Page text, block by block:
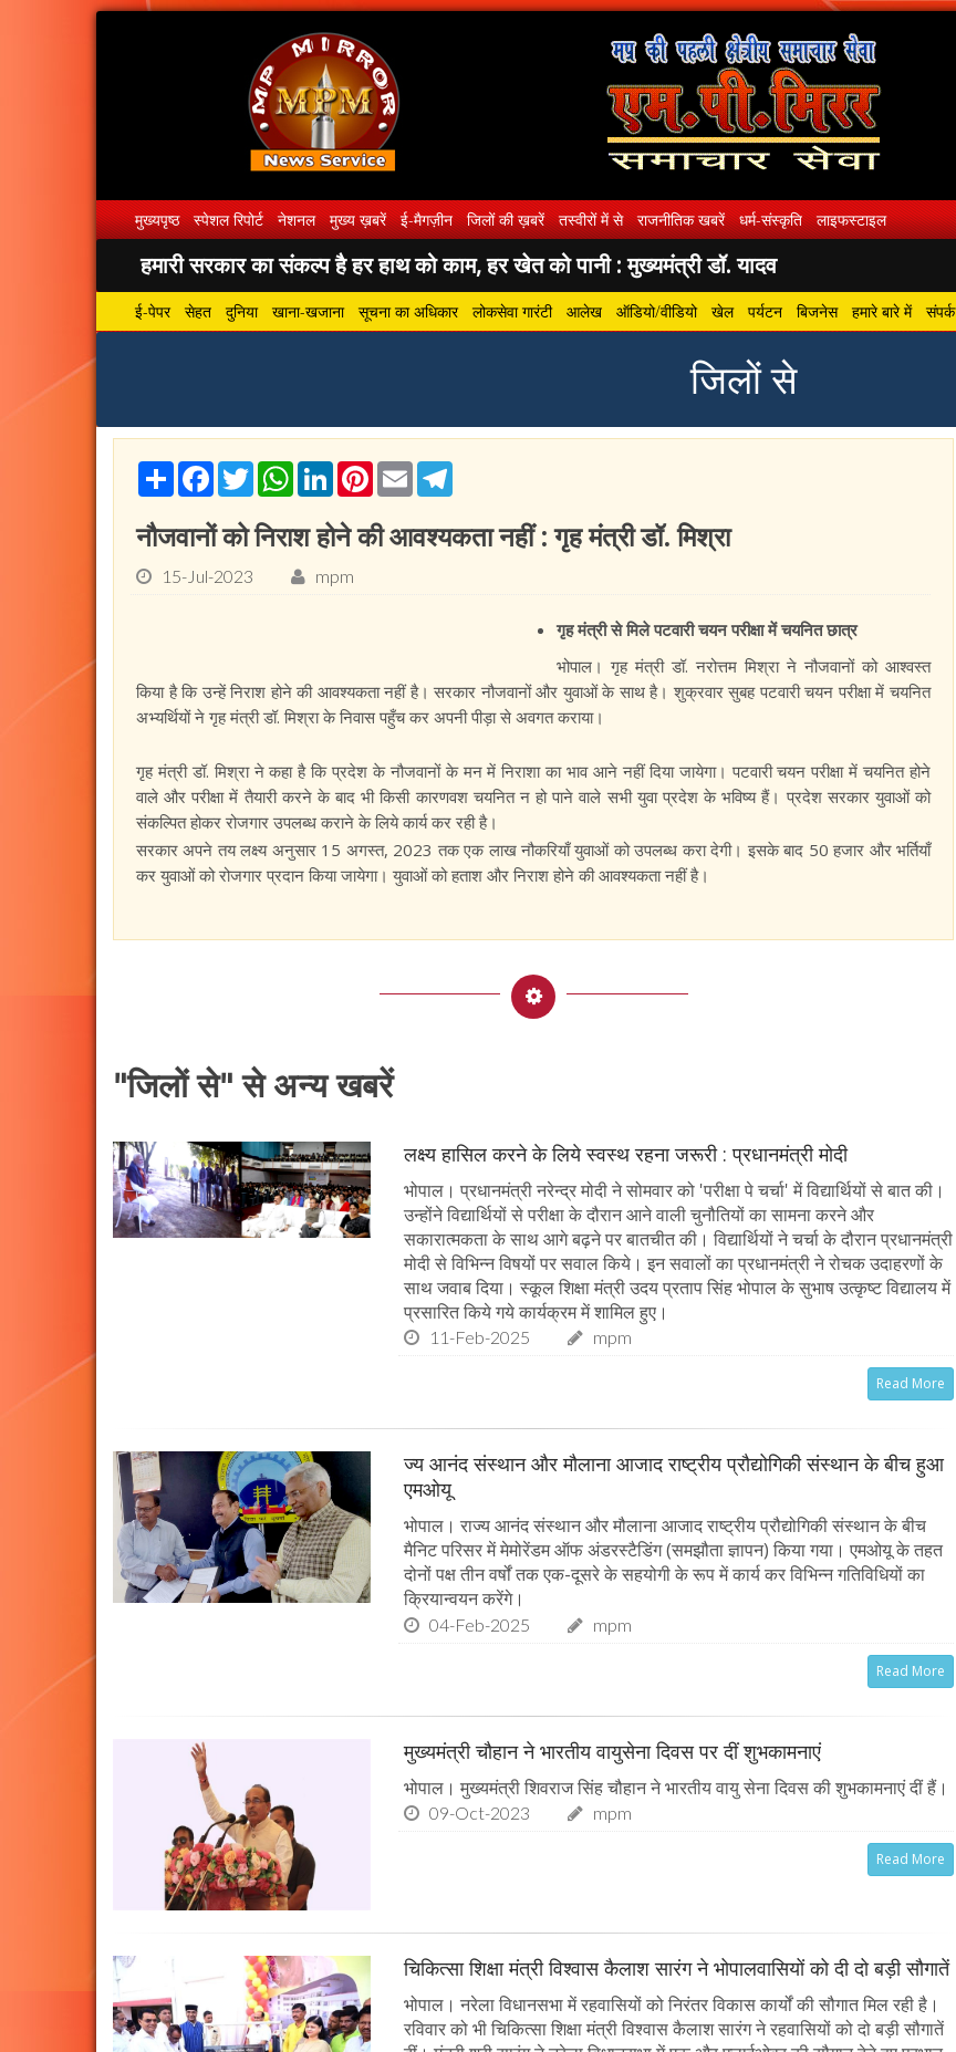
मुख्यपृष्ठ स्पेशल रिपोर्ट नेशनल मुख्य ख़बरें ई-मैगज़ीन जिलों की ख़बरें तस्वीरों में से राजनीतिक खबरें धर्म-संस्कृति लाइफस्टाइल
हमारी सरकार का संकल्प है हर हाथ को काम, हर खेत को पानी : मुख्यमंत्री डॉ. यादव
ई-पेपर सेहत दुनिया खाना-खजाना सूचना का अधिकार लोकसेवा गारंटी आलेख ऑडियो/वीडियो खेल पर्यटन बिजनेस हमारे बारे में संपर्क
जिलों से
ShareFacebook
TwitterWhatsApp
LinkedInPinterest
Email
नौजवानों को निराश होने की आवश्यकता नहीं : गृह मंत्री डॉ. मिश्रा
15-Jul-2023 mpm
गृह मंत्री से मिले पटवारी चयन परीक्षा में चयनित छात्र
भोपाल। गृह मंत्री डॉ. नरोत्तम मिश्रा ने नौजवानों को आश्वस्त
किया है कि उन्हें निराश होने की आवश्यकता नहीं है। सरकार नौजवानों और युवाओं के साथ है। शुक्रवार सुबह पटवारी चयन परीक्षा में चयनित
अभ्यर्थियों ने गृह मंत्री डॉ. मिश्रा के निवास पहुँच कर अपनी पीड़ा से अवगत कराया।
गृह मंत्री डॉ. मिश्रा ने कहा है कि प्रदेश के नौजवानों के मन में निराशा का भाव आने नहीं दिया जायेगा। पटवारी चयन परीक्षा में चयनित होने
वाले और परीक्षा में तैयारी करने के बाद भी किसी कारणवश चयनित न हो पाने वाले सभी युवा प्रदेश के भविष्य हैं। प्रदेश सरकार युवाओं को
संकल्पित होकर रोजगार उपलब्ध कराने के लिये कार्य कर रही है।
सरकार अपने तय लक्ष्य अनुसार 15 अगस्त, 2023 तक एक लाख नौकरियाँ युवाओं को उपलब्ध करा देगी। इसके बाद 50 हजार और भर्तियाँ
कर युवाओं को रोजगार प्रदान किया जायेगा। युवाओं को हताश और निराश होने की आवश्यकता नहीं है।
"जिलों से" से अन्य खबरें
लक्ष्य हासिल करने के लिये स्वस्थ रहना जरूरी : प्रधानमंत्री मोदी
भोपाल। प्रधानमंत्री नरेन्द्र मोदी ने सोमवार को 'परीक्षा पे चर्चा' में विद्यार्थियों से बात की।
उन्होंने विद्यार्थियों से परीक्षा के दौरान आने वाली चुनौतियों का सामना करने और
सकारात्मकता के साथ आगे बढ़ने पर बातचीत की। विद्यार्थियों ने चर्चा के दौरान प्रधानमंत्री
मोदी से विभिन्न विषयों पर सवाल किये। इन सवालों का प्रधानमंत्री ने रोचक उदाहरणों के
साथ जवाब दिया। स्कूल शिक्षा मंत्री उदय प्रताप सिंह भोपाल के सुभाष उत्कृष्ट विद्यालय में
प्रसारित किये गये कार्यक्रम में शामिल हुए।
11-Feb-2025 mpm
Read More
ज्य आनंद संस्थान और मौलाना आजाद राष्ट्रीय प्रौद्योगिकी संस्थान के बीच हुआ
एमओयू
भोपाल। राज्य आनंद संस्थान और मौलाना आजाद राष्ट्रीय प्रौद्योगिकी संस्थान के बीच
मैनिट परिसर में मेमोरेंडम ऑफ अंडरस्टैडिंग (समझौता ज्ञापन) किया गया। एमओयू के तहत
दोनों पक्ष तीन वर्षों तक एक-दूसरे के सहयोगी के रूप में कार्य कर विभिन्न गतिविधियों का
क्रियान्वयन करेंगे।
04-Feb-2025 mpm
Read More
मुख्यमंत्री चौहान ने भारतीय वायुसेना दिवस पर दीं शुभकामनाएं
भोपाल। मुख्यमंत्री शिवराज सिंह चौहान ने भारतीय वायु सेना दिवस की शुभकामनाएं दीं हैं।
09-Oct-2023 mpm
Read More
चिकित्सा शिक्षा मंत्री विश्वास कैलाश सारंग ने भोपालवासियों को दी दो बड़ी सौगातें
भोपाल। नरेला विधानसभा में रहवासियों को निरंतर विकास कार्यों की सौगात मिल रही है।
रविवार को भी चिकित्सा शिक्षा मंत्री विश्वास कैलाश सारंग ने रहवासियों को दो बड़ी सौगातें
Gud-Moongfali Chikki : सर्दियों का मजा हो जाएगा
दोगुना जब इस तरह बनाएंगे गुड़-मूंगफली की चिक्की